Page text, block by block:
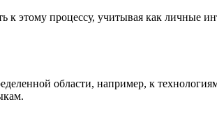
к этому процессу, учитывая как личные
области, например, к